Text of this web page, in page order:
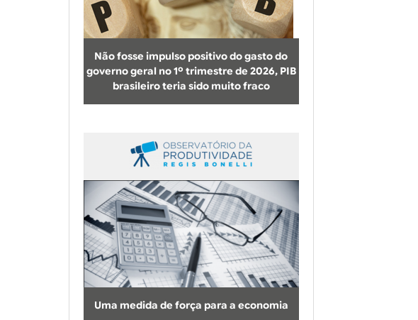
b
u
s
c
a
Não fosse impulso positivo do gasto do
governo geral no 1º trimestre de 2026, PIB
brasileiro teria sido muito fraco
Uma medida de força para a economia